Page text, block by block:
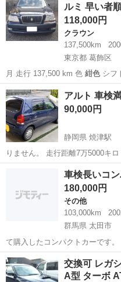
ルミ 早い者
118,000円
クラウン
137,500km
東京都 葛飾区
月 走行 137,500 km 色 紺色
東京 葛飾区 クラウン
アルト 車検
90,000円
静岡県 焼津駅
りません。 走行距離7万5000キロ
ます…
焼津駅
車検長いコ
180,000円
その他
103,000km
群馬県 太田市
て購入したコンパクトカーです。
用として便利な…
群馬 太田市 その他 コ
交換可 レガ
A型 ターボ